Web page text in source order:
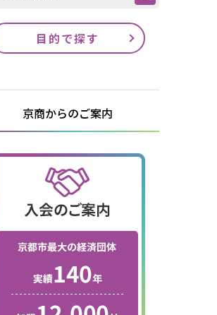
目的で探す
京商からのご案内